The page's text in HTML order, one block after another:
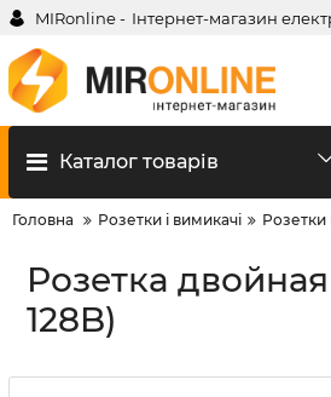
MIRonline - Інтернет-магазин
Каталог товарів
Головна Розетки і вимикачі Розетки
Розетка
128B)